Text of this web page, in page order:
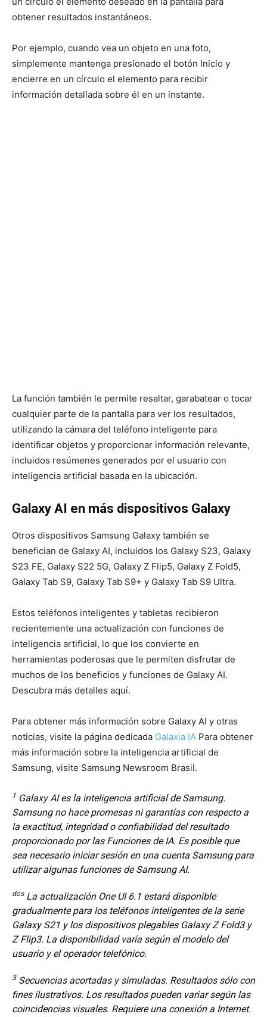
obtener resultados instantáneos.
Por ejemplo, cuando vea un objeto en una foto,
simplemente mantenga presionado el botón Inicio y
encierre en un círculo el elemento para recibir
información detallada sobre él en un instante.
La función también le permite resaltar, garabatear o tocar
cualquier parte de la pantalla para ver los resultados,
utilizando la cámara del teléfono inteligente para
identificar objetos y proporcionar información relevante,
incluidos resúmenes generados por el usuario con
inteligencia artificial basada en la ubicación.
Galaxy AI en más dispositivos Galaxy
Otros dispositivos Samsung Galaxy también se
benefician de Galaxy AI, incluidos los Galaxy S23, Galaxy
S23 FE, Galaxy S22 5G, Galaxy Z Flip5, Galaxy Z Fold5,
Galaxy Tab S9, Galaxy Tab S9+ y Galaxy Tab S9 Ultra.
Estos teléfonos inteligentes y tabletas recibieron
recientemente una actualización con funciones de
inteligencia artificial, lo que los convierte en
herramientas poderosas que le permiten disfrutar de
muchos de los beneficios y funciones de Galaxy AI.
Descubra más detalles aquí.
Para obtener más información sobre Galaxy AI y otras
noticias, visite la página dedicada Galaxia IA Para obtener
más información sobre la inteligencia artificial de
Samsung, visite Samsung Newsroom Brasil.
1 Galaxy AI es la inteligencia artificial de Samsung.
Samsung no hace promesas ni garantías con respecto a
la exactitud, integridad o confiabilidad del resultado
proporcionado por las Funciones de IA. Es posible que
sea necesario iniciar sesión en una cuenta Samsung para
utilizar algunas funciones de Samsung AI.
dosLa actualización One UI 6.1 estará disponible
gradualmente para los teléfonos inteligentes de la serie
Galaxy S21 y los dispositivos plegables Galaxy Z Fold3 y
Z Flip3. La disponibilidad varía según el modelo del
usuario y el operador telefónico.
3 Secuencias acortadas y simuladas. Resultados sólo con
fines ilustrativos. Los resultados pueden variar según las
coincidencias visuales. Requiere una conexión a Internet.